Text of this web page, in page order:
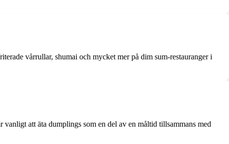
vårrullar, shumai och mycket mer på dim sum-restauranger i
att äta dumplings som en del av en måltid tillsammans med